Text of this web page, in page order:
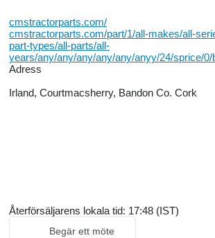
cmstractorparts.com/
cmstractorparts.com/part/1/all-makes/all-
part-types/all-parts/all-
years/any/any/any/any/any/anyy/24/sprice/0/
Adress
Irland, Courtmacsherry, Bandon Co. Cork
Återförsäljarens lokala tid: 17:48 (IST)
Begär ett möte